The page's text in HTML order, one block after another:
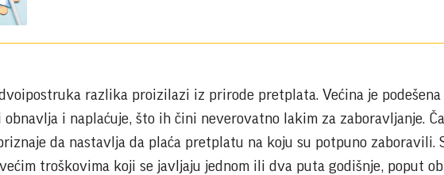
razlika proizilazi iz prirode pretplata. Većina je podešena
i naplaćuje, što ih čini neverovatno lakim za zaboravljanje.
da nastavlja da plaća pretplatu na koju su potpuno zaboravili.
troškovima koji se javljaju jednom ili dva puta godišnje, poput